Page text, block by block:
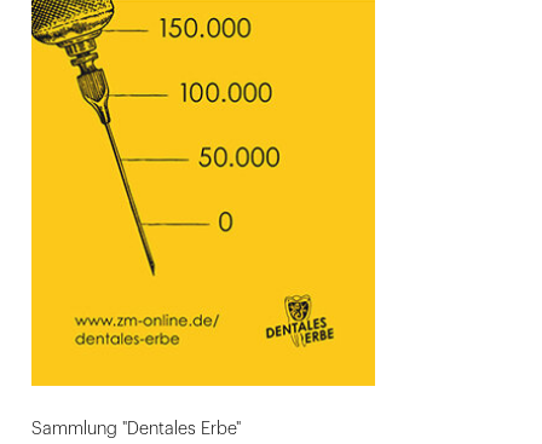
Sammlung "Dentales Erbe"